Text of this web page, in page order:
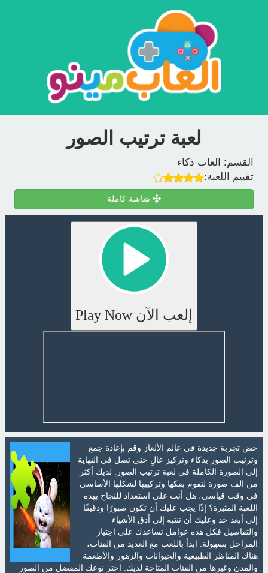
لعبة ترتيب الصور
القسم:
العاب ذكاء
تقييم اللعبة:
شاشة كاملة
إلعب الآن Play Now
خض تجربة جديدة في عالم الألغاز وقم بإعادة جمع
وترتيب الصور بذكاء وتركيز عالِ حتى تصل في النهاية
إلى الصورة الكاملة في لعبة ترتيب الصور. لديك أكثر
من الف صورة لتقوم بفكها وتركيبها لشكلها الأساسي
في وقت قياسي، هل أنت على استعداد للنجاح بهذه
اللعبة المثيرة؟ إذًا يجب عليك أن تكون صبورًا ودقيقًا
إلى أبعد حد وعليك أن تنتبه إلى أدق الأشياء
والتفاصيل فكل هذه عوامل تساعدك على اجتياز
المراحل بسهولة. ابدأ باللعب مع العديد من الفئات،
هناك المناظر الطبيعية والحيوانات والزهور والأطعمة
والمدن وغيرها من الفئات المتاحة لديك. اختر نوعك المفضل من الصور